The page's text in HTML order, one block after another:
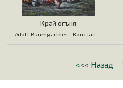
Край огъня
<<< Назад